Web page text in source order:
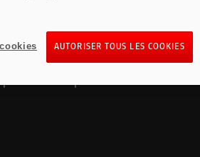
à covoiturer
les transports en commun
AUTORISER TOUS LES COOKIES